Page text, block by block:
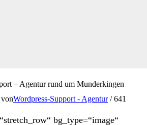
– Agentur rund um Munderkingen
Wordpress-Support - Agentur / 641
bg_type=“image“